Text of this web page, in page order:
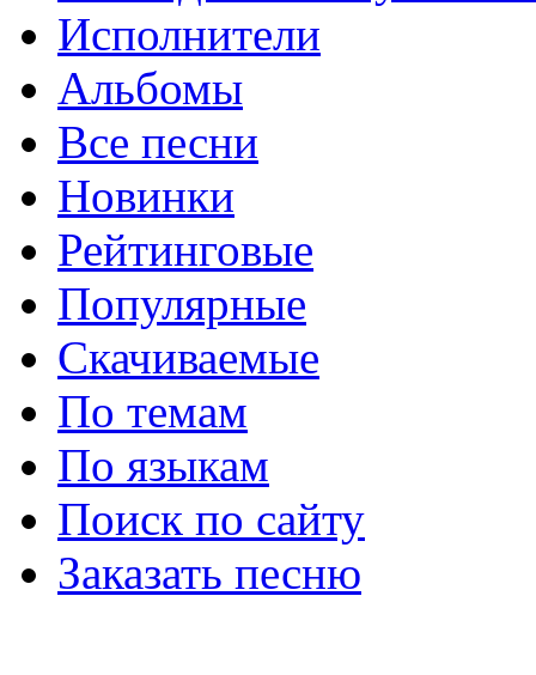
Исполнители
Альбомы
Все песни
Новинки
Рейтинговые
Популярные
Скачиваемые
По темам
По языкам
Поиск по сайту
Заказать песню